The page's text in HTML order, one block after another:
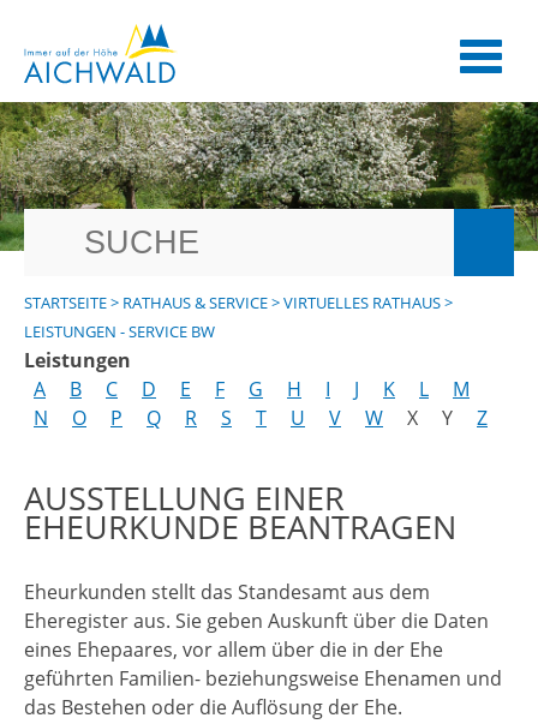
STARTSEITE> RATHAUS & SERVICE>VIRTUELLES RATHAUS>
LEISTUNGEN - SERVICE BW
Leistungen
A
B C D E F G H I J K L
M
N
O P Q R S T U V W X Y Z
AUSSTELLUNG EINER
EHEURKUNDE BEANTRAGEN
Eheurkunden stellt das Standesamt aus dem
Eheregister aus. Sie geben Auskunft über die Daten
eines Ehepaares, vor allem über die in der Ehe
geführten Familien- beziehungsweise Ehenamen und
das Bestehen oder die Auflösung der Ehe.